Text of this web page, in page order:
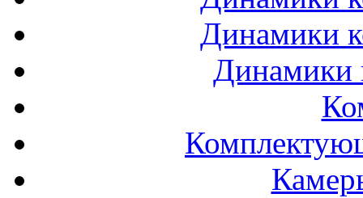
Динамики
Динамики